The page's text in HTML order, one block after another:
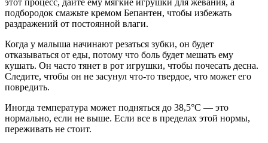
подбородок смажьте кремом Бепантен, чтобы избежать
раздражений от постоянной влаги.
Когда у малыша начинают резаться зубки, он будет
отказываться от еды, потому что боль будет мешать ему
кушать. Он часто тянет в рот игрушки, чтобы почесать десна.
Следите, чтобы он не засунул что-то твердое, что может его
повредить.
Иногда температура может подняться до 38,5°C — это
нормально, если не выше. Если все в пределах этой нормы,
переживать не стоит.